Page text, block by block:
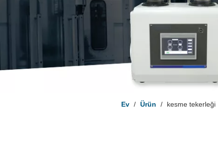
Ev / Ürün / kesme tekerleği